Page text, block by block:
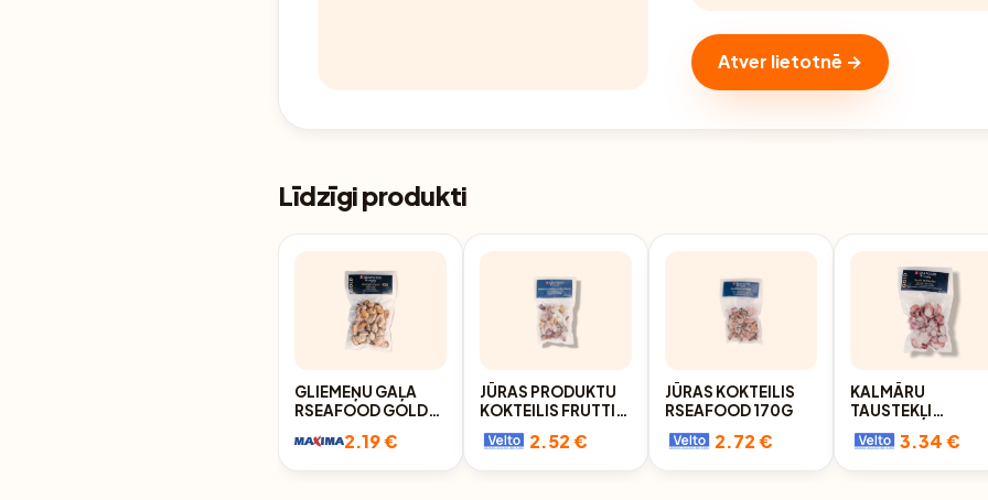
Atver lietotnē →
Līdzīgi produkti
GLIEMEŅU GAĻA
RSEAFOOD GOLD
2.19 €
JŪRAS PRODUKTU
KOKTEILIS FRUTTI
DI MARE, SALD.,
VAK., (T.S. 180G),
2.52 €
JŪRAS KOKTEILIS
RSEAFOOD 170G
2.72 €
KALMĀRU
TAUSTEKĻI
RSEAFOOD GOLD
SAGRIEZTI, VĀRĪTI,
3.34 €